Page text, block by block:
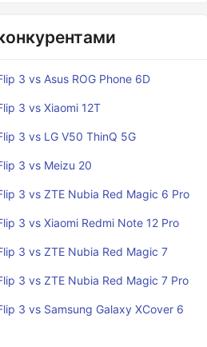
3 vs Asus ROG Phone 6D
3 vs Xiaomi 12T
3 vs LG V50 ThinQ 5G
3 vs Meizu 20
3 vs ZTE Nubia Red Magic 6 Pro
3 vs Xiaomi Redmi Note 12 Pro
3 vs ZTE Nubia Red Magic 7
3 vs ZTE Nubia Red Magic 7 Pro
3 vs Samsung Galaxy XCover 6